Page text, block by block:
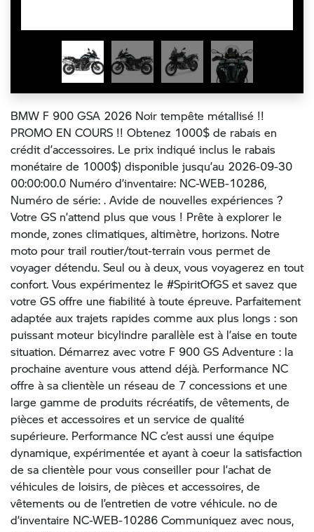
BMW F 900 GSA 2026 Noir tempête métallisé !!
PROMO EN COURS !! Obtenez 1000$ de rabais en
crédit d’accessoires. Le prix indiqué inclus le rabais
monétaire de 1000$) disponible jusqu’au 2026-09-30
00:00:00.0 Numéro d’inventaire: NC-WEB-10286,
Numéro de série: . Avide de nouvelles expériences ?
Votre GS n’attend plus que vous ! Prête à explorer le
monde, zones climatiques, altimètre, horizons. Notre
moto pour trail routier/tout-terrain vous permet de
voyager détendu. Seul ou à deux, vous voyagerez en tout
confort. Vous expérimentez le #SpiritOfGS et savez que
votre GS offre une fiabilité à toute épreuve. Parfaitement
adaptée aux trajets rapides comme aux plus longs : son
puissant moteur bicylindre parallèle est à l’aise en toute
situation. Démarrez avec votre F 900 GS Adventure : la
prochaine aventure vous attend déjà. Performance NC
offre à sa clientèle un réseau de 7 concessions et une
large gamme de produits récréatifs, de vêtements, de
pièces et accessoires et un service de qualité
supérieure. Performance NC c’est aussi une équipe
dynamique, expérimentée et ayant à coeur la satisfaction
de sa clientèle pour vous conseiller pour l’achat de
véhicules de loisirs, de pièces et accessoires, de
vêtements ou de l’entretien de votre véhicule. no de
d’inventaire NC-WEB-10286 Communiquez avec nous,